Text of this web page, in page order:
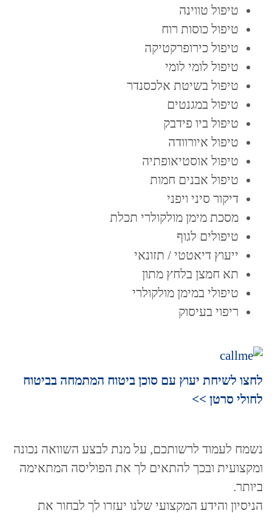
טיפול טווינה
טיפול כוסות רוח
טיפול כירופרקטיקה
טיפול לומי לומי
טיפול בשיטת אלכסנדר
טיפול במגנטים
טיפול ביו פידבק
טיפול איורוודה
טיפול אוסטיאופתיה
טיפול אבנים חמות
דיקור סיני ויפני
מסכת מימן מולקולרי תכלת
טיפולים לגוף
ייעוץ דיאטטי / תזונאי
תא חמצן בלחץ מתון
טיפולי במימן מולקולרי
ריפוי בעיסוק
לחצו לשיחת יעוץ עם סוכן ביטוח המתמחה בביטוח
לחולי סרטן >>
נשמח לעמוד לרשותכם, על מנת לבצע השוואה נכונה
ומקצועית ובכך להתאים לך את הפוליסה המתאימה
ביותר.
הניסיון והידע המקצועי שלנו יעזרו לך לבחור את